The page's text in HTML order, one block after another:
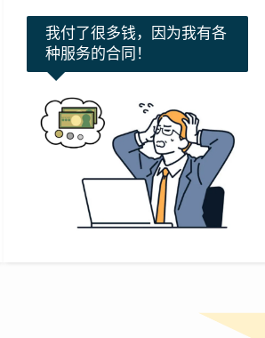
我付了很多钱，因为我有各
种服务的合同！